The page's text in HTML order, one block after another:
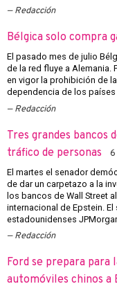
Redacción
Bélgica solo compra
El pasado mes de julio
de la red fluye a Alemania.
en vigor la prohibición de
dependencia de los
Redacción
Tres grandes
tráfico de personas
6
El martes el senador
de dar un carpetazo a la
los bancos de Wall Street
internacional de Epstein.
estadounidenses
Redacción
Ford se prepara para
automóviles chinos a